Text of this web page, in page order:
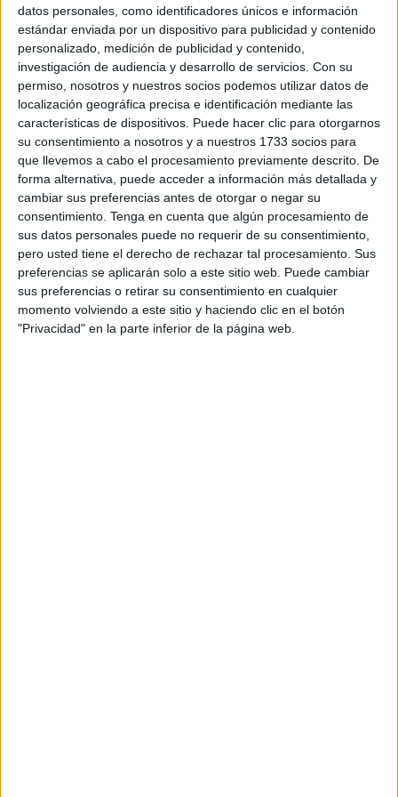
datos personales, como identificadores únicos e información
estándar enviada por un dispositivo para publicidad y contenido
personalizado, medición de publicidad y contenido,
investigación de audiencia y desarrollo de servicios. Con su
permiso, nosotros y nuestros socios podemos utilizar datos de
localización geográfica precisa e identificación mediante las
características de dispositivos. Puede hacer clic para otorgarnos
su consentimiento a nosotros y a nuestros 1733 socios para
que llevemos a cabo el procesamiento previamente descrito. De
forma alternativa, puede acceder a información más detallada y
cambiar sus preferencias antes de otorgar o negar su
consentimiento. Tenga en cuenta que algún procesamiento de
sus datos personales puede no requerir de su consentimiento,
pero usted tiene el derecho de rechazar tal procesamiento. Sus
preferencias se aplicarán solo a este sitio web. Puede cambiar
sus preferencias o retirar su consentimiento en cualquier
momento volviendo a este sitio y haciendo clic en el botón
"Privacidad" en la parte inferior de la página web.
Consumo de drogas en la calle